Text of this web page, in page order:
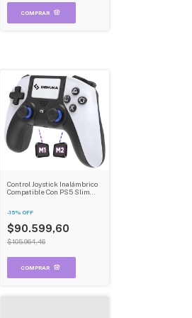
Control Joystick Inalámbrico
Compatible Con PS5 Slim
-15% OFF
$90.599,60
$105.964,46